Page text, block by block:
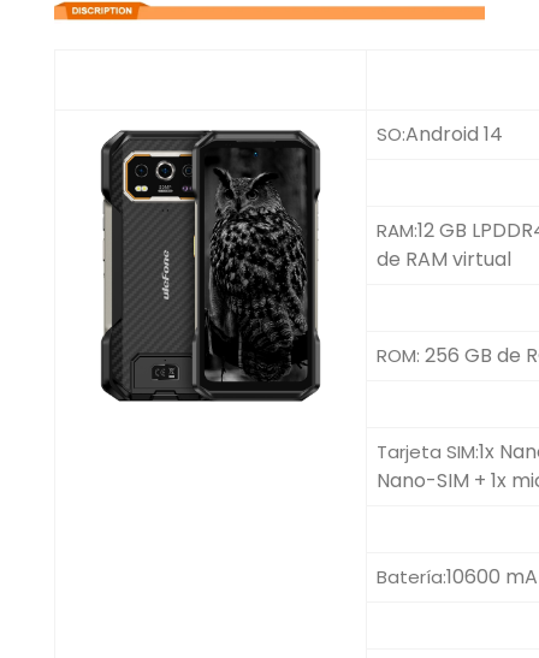
SO:Android 14
RAM:12 GB
de RAM virtual
ROM: 256 GB de
Tarjeta SIM:1x
Nano-SIM + 1x
Batería:10600